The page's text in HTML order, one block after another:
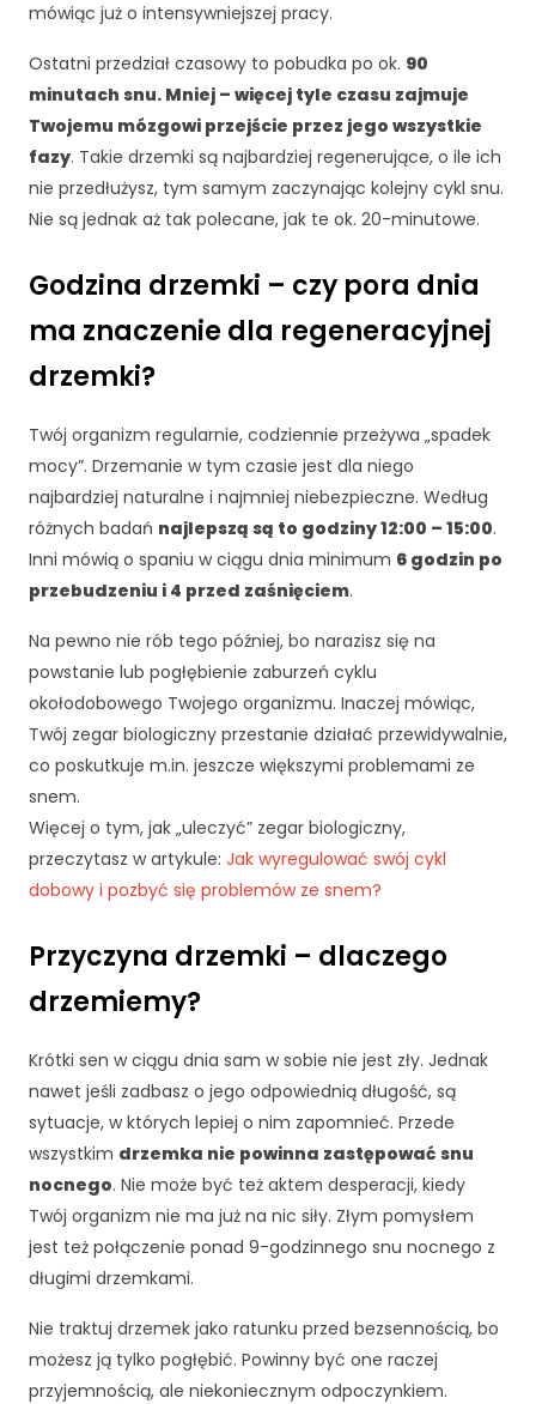
mówiąc już o intensywniejszej pracy.
Ostatni przedział czasowy to pobudka po ok. 90
minutach snu. Mniej – więcej tyle czasu zajmuje
Twojemu mózgowi przejście przez jego wszystkie
fazy. Takie drzemki są najbardziej regenerujące, o ile ich
nie przedłużysz, tym samym zaczynając kolejny cykl snu.
Nie są jednak aż tak polecane, jak te ok. 20-minutowe.
Godzina drzemki – czy pora dnia
ma znaczenie dla regeneracyjnej
drzemki?
Twój organizm regularnie, codziennie przeżywa „spadek
mocy”. Drzemanie w tym czasie jest dla niego
najbardziej naturalne i najmniej niebezpieczne. Według
różnych badań najlepszą są to godziny 12:00 – 15:00.
Inni mówią o spaniu w ciągu dnia minimum 6 godzin po
przebudzeniu i 4 przed zaśnięciem.
Na pewno nie rób tego później, bo narazisz się na
powstanie lub pogłębienie zaburzeń cyklu
okołodobowego Twojego organizmu. Inaczej mówiąc,
Twój zegar biologiczny przestanie działać przewidywalnie,
co poskutkuje m.in. jeszcze większymi problemami ze
snem.
Więcej o tym, jak „uleczyć” zegar biologiczny,
przeczytasz w artykule: Jak wyregulować swój cykl
dobowy i pozbyć się problemów ze snem?
Przyczyna drzemki – dlaczego
drzemiemy?
Krótki sen w ciągu dnia sam w sobie nie jest zły. Jednak
nawet jeśli zadbasz o jego odpowiednią długość, są
sytuacje, w których lepiej o nim zapomnieć. Przede
wszystkim drzemka nie powinna zastępować snu
nocnego. Nie może być też aktem desperacji, kiedy
Twój organizm nie ma już na nic siły. Złym pomysłem
jest też połączenie ponad 9-godzinnego snu nocnego z
długimi drzemkami.
Nie traktuj drzemek jako ratunku przed bezsennością, bo
możesz ją tylko pogłębić. Powinny być one raczej
przyjemnością, ale niekoniecznym odpoczynkiem.
e
S
ą
o
p
o
z
e
b
e
u
n
k
o
o
w
a
n
a
s
tr
o
y
n
e
n
t
o
w
e
S
a
t
y